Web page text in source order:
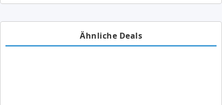
Ähnliche Deals